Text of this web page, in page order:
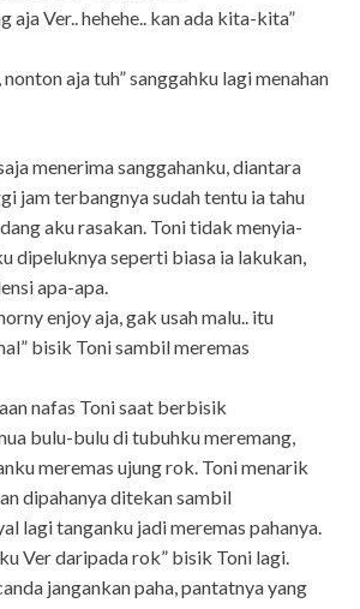
aja Ver.. hehehe.. kan ada kita-kita”
nonton aja tuh” sanggahku lagi menahan
menerima sanggahanku, diantara
jam terbangnya sudah tentu ia tahu
aku rasakan. Toni tidak menyia-
dipeluknya seperti biasa ia lakukan,
apa-apa.
enjoy aja, gak usah malu.. itu
bisik Toni sambil meremas
nafas Toni saat berbisik
bulu-bulu di tubuhku meremang,
meremas ujung rok. Toni menarik
dipahanya ditekan sambil
lagi tanganku jadi meremas pahanya.
Ver daripada rok” bisik Toni lagi.
jangankan paha, pantatnya yang